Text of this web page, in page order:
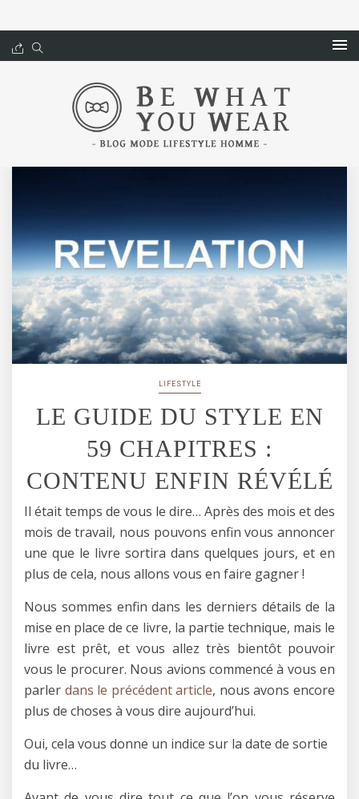
LIFESTYLE
LE GUIDE DU STYLE EN
59 CHAPITRES :
CONTENU ENFIN RÉVÉLÉ
Il était temps de vous le dire… Après des mois et des
mois de travail, nous pouvons enfin vous annoncer
une que le livre sortira dans quelques jours, et en
plus de cela, nous allons vous en faire gagner !
Nous sommes enfin dans les derniers détails de la
mise en place de ce livre, la partie technique, mais le
livre est prêt, et vous allez très bientôt pouvoir
vous le procurer. Nous avions commencé à vous en
parler dans le précédent article, nous avons encore
plus de choses à vous dire aujourd’hui.
Oui, cela vous donne un indice sur la date de sortie
du livre…